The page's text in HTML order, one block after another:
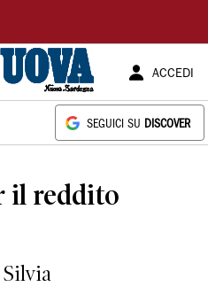
ACCEDI
SEGUICI SU DISCOVER
il reddito